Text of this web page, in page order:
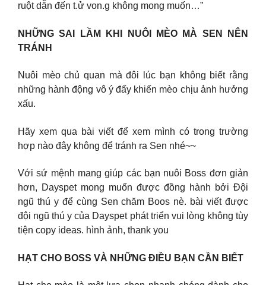
ruột dẫn đến t.ử von.g không mong muốn…”
NHỮNG SAI LẦM KHI NUÔI MÈO MÀ SEN NÊN
TRÁNH
Nuôi mèo chủ quan mà đôi lúc bạn không biết rằng
những hành động vô ý đấy khiến mèo chịu ảnh hưởng
xấu.
Hãy xem qua bài viết để xem mình có trong trường
hợp nào đây không để tránh ra Sen nhé~~
Với sứ mệnh mang giúp các bạn nuôi Boss đơn giản
hơn, Dayspet mong muốn được đồng hành bởi Đội
ngũ thú y để cùng Sen chăm Boos nè. bài viết được
đội ngũ thú y của Dayspet phát triển vui lòng không tùy
tiện copy ideas. hình ảnh, thank you
HẠT CHO BOSS VÀ NHỮNG ĐIỀU BẠN CẦN BIẾT